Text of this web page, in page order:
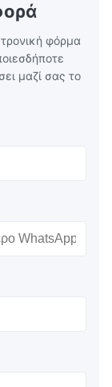
φόρμα
μαζί σας το